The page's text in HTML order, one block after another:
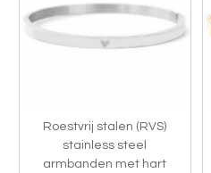
Roestvrij stalen (RVS)
stainless steel
armbanden met hart